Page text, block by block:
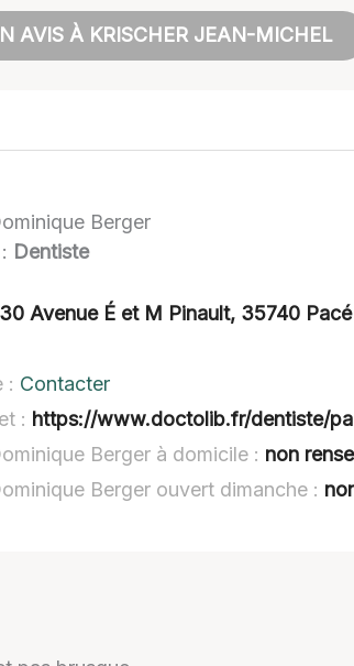
AVIS À KRISCHER JEAN-MICHEL
Berger
Dentiste
30 Avenue É et M Pinault, 35740 Pacé
: Contacter
: https://www.doctolib.fr/dentiste/
Berger à domicile : non
Berger ouvert dimanche :